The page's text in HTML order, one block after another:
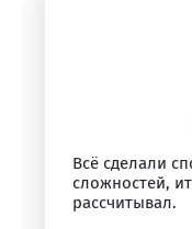
Всё сделали
сложностей,
рассчитывал.